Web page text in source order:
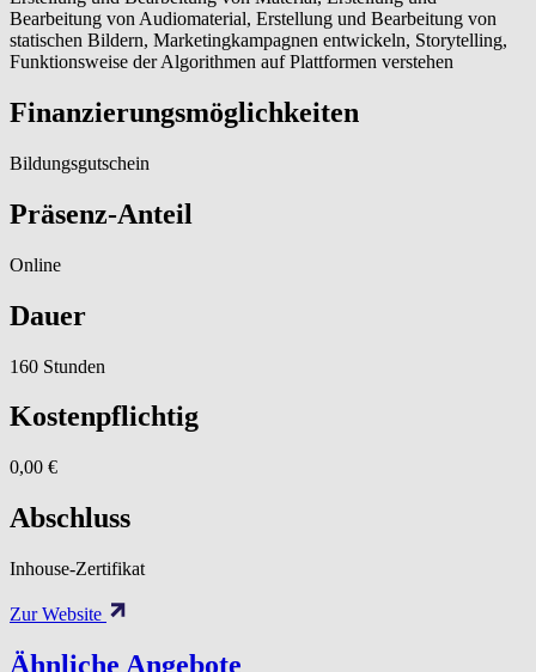
Bearbeitung von Audiomaterial, Erstellung und Bearbeitung von
statischen Bildern, Marketingkampagnen entwickeln, Storytelling,
Funktionsweise der Algorithmen auf Plattformen verstehen
Finanzierungsmöglichkeiten
Bildungsgutschein
Präsenz-Anteil
Online
Dauer
160 Stunden
Kostenpflichtig
0,00 €
Abschluss
Inhouse-Zertifikat
Zur Website
Ähnliche Angebote